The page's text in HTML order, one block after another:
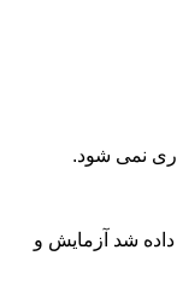
شد آزمایش و